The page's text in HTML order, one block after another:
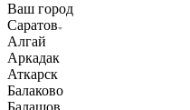
Ваш город
Саратов
Алгай
Аркадак
Аткарск
Балаково
Балашов